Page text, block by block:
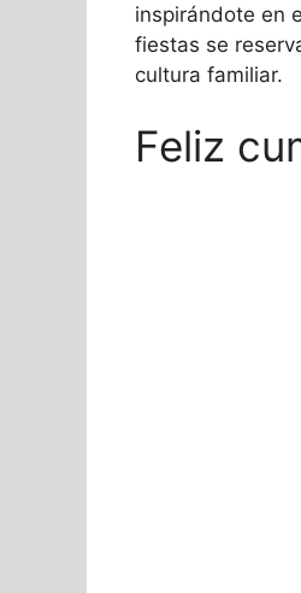
inspirándote en
fiestas se
cultura familiar.
Feliz